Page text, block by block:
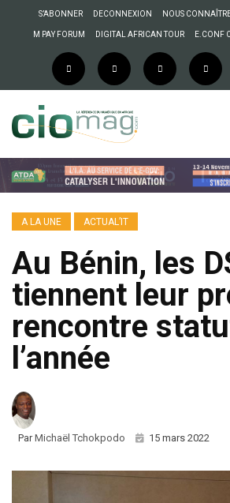
S’ABONNER DECONNEXION NOUS
M PAY FORUM DIGITAL AFRICAN TOUR E.CONF
A LA UNE ACTUAL’IT
Au Bénin, les
tiennent leur
rencontre
l’année
ParMichaël Tchokpodo 15 mars 2022